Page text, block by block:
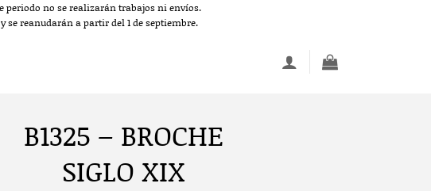
periodo no se realizarán trabajos ni envíos.
se reanudarán a partir del 1 de septiembre.
B1325 – BROCHE
SIGLO XIX